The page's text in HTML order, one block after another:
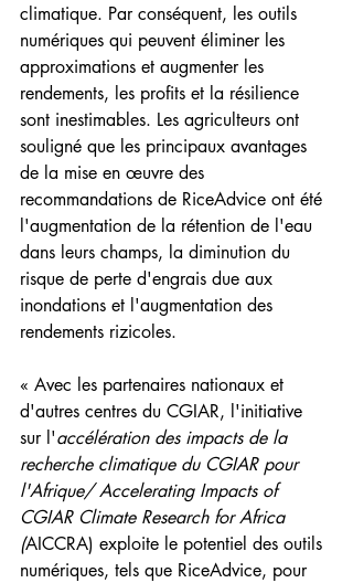
climatique. Par conséquent, les outils
numériques qui peuvent éliminer les
approximations et augmenter les
rendements, les profits et la résilience
sont inestimables. Les agriculteurs ont
souligné que les principaux avantages
de la mise en œuvre des
recommandations de RiceAdvice ont été
l'augmentation de la rétention de l'eau
dans leurs champs, la diminution du
risque de perte d'engrais due aux
inondations et l'augmentation des
rendements rizicoles.
« Avec les partenaires nationaux et
d'autres centres du CGIAR, l'initiative
sur l'accélération des impacts de la
recherche climatique du CGIAR pour
l'Afrique/ Accelerating Impacts of
CGIAR Climate Research for Africa
(AICCRA) exploite le potentiel des outils
numériques, tels que RiceAdvice, pour